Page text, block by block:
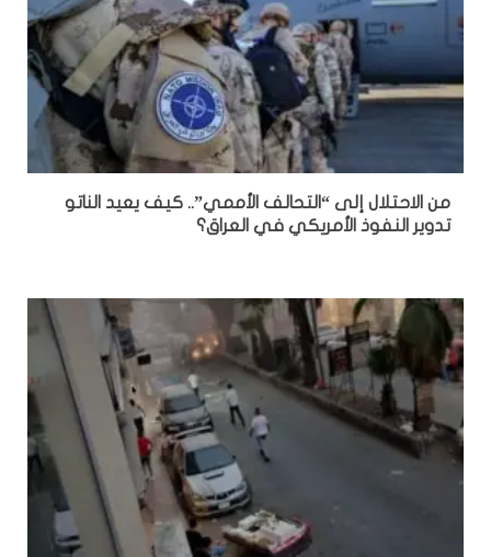
من الاحتلال إلى “التحالف الأممي”.. كيف يعيد الناتو
تدوير النفوذ الأمريكي في العراق؟